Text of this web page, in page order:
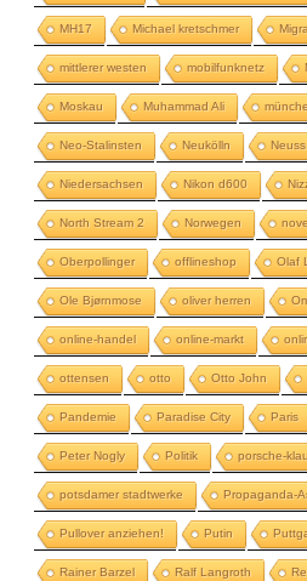
MH17 Michael kretschmer
mittlerer westen mobilfunknetz
Moskau Muhammad Ali
Neo-Stalinsten Neukölln Neuss
Niedersachsen Nikon d600
North Stream 2 Norwegen
Oberpollinger offlineshop Olaf
Ole Bjørnmose oliver herren
online-handel online-markt
ottensen otto Otto John
Pandemie Paradise City Paris
Peter Nogly Politik porsche-
potsdamer stadtwerke Propaganda-
Pullover anziehen! Putin
Rainer Barzel Ralf Langroth